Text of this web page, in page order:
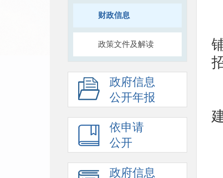
财政信息
政策文件及解读
政府信息
公开年报
依申请
公开
政府信息